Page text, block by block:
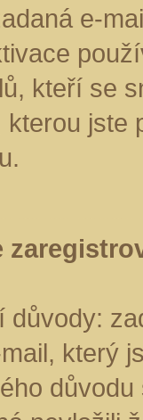
e-
kteří se
jste
důvody:
který